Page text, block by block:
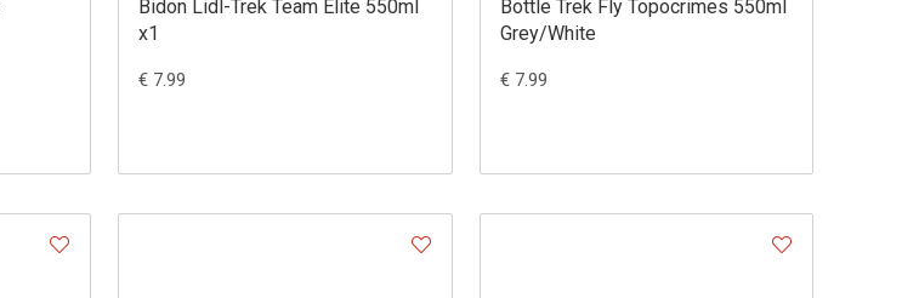
Bidon Lidl-Trek Team Elite 550ml
x1
€ 7.99
Bottle Trek Fly Topocrimes 550ml
Grey/White
€ 7.99